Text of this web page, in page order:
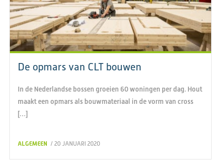
De opmars van CLT bouwen
In de Nederlandse bossen groeien 60 woningen per dag. Hout
maakt een opmars als bouwmateriaal in de vorm van cross
[…]
ALGEMEEN / 20 JANUARI 2020